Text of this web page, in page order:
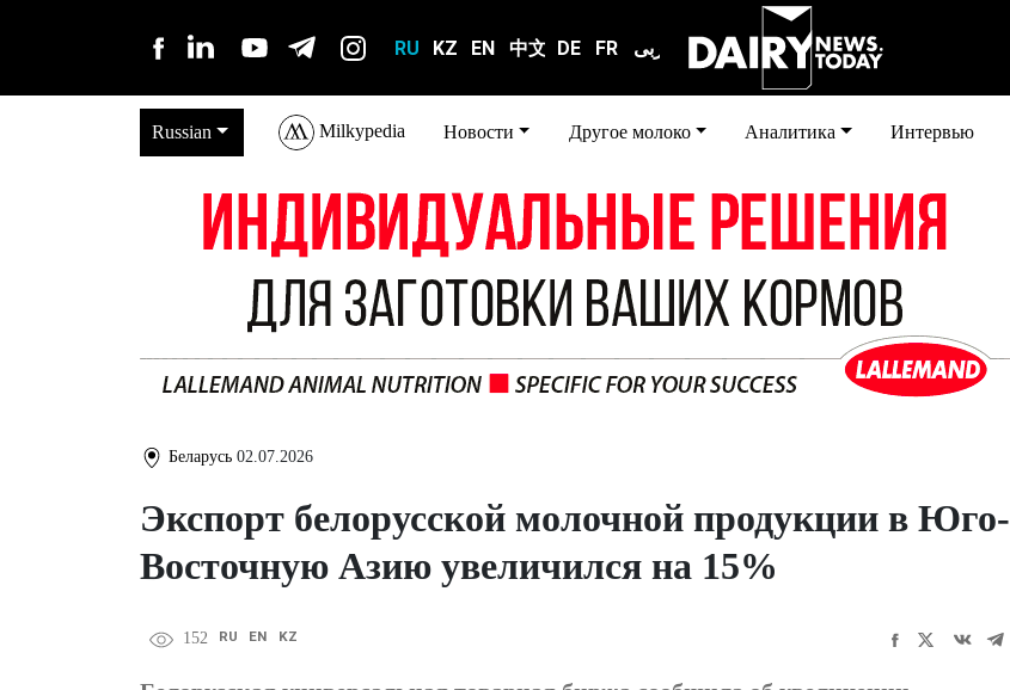
RU KZ EN 中文 DE FR عربى
Russian Milkypedia Новости Другое молоко Аналитика Интервью
Беларусь 02.07.2026
Экспорт белорусской молочной продукции в Юго-
Восточную Азию увеличился на 15%
152 RU EN KZ